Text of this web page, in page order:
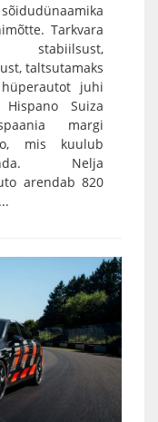
Tarkvara
stabiilsust,
taltsutamaks
juhi
Suiza
margi
mis kuulub
Nelja
arendab 820